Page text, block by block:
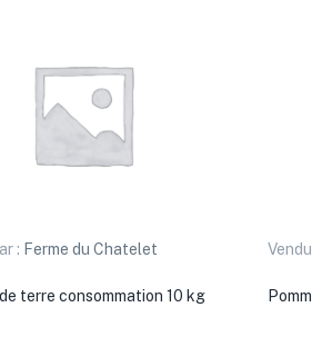
: Ferme du Chatelet
terre consommation 10 kg